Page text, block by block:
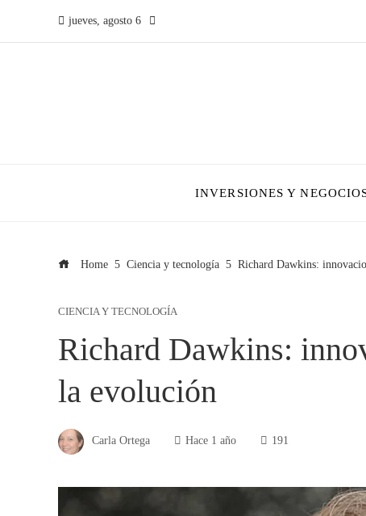
jueves, agosto 6
INVERSIONES Y
Home Ciencia y tecnología Richard Dawkins:
CIENCIA Y TECNOLOGÍA
Richard Dawkins:
la evolución
Carla Ortega Hace 1 año 191